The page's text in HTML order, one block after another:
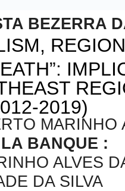
BEZERRA
2019)
MARINHO
BANQUE :
ALVES
DA SILVA